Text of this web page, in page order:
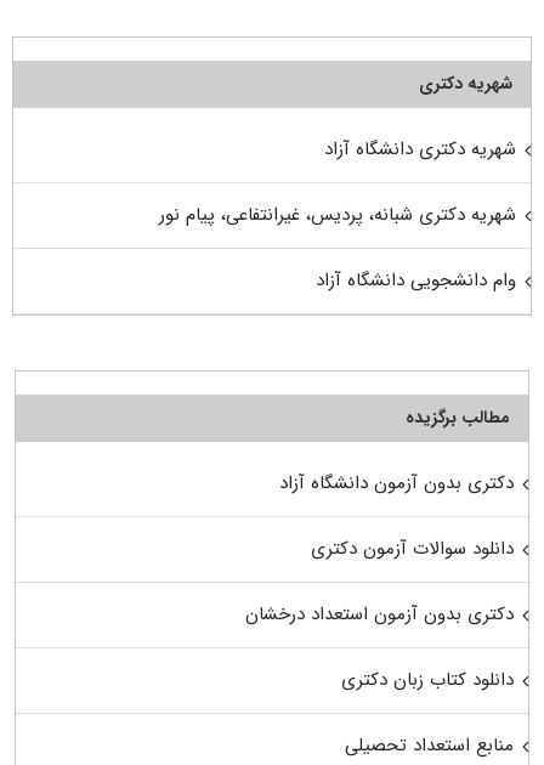
شهریه دکتری
شهریه دکتری دانشگاه آزاد
شهریه دکتری شبانه، پردیس، غیرانتفاعی، پیام نور
وام دانشجویی دانشگاه آزاد
مطالب برگزیده
دکتری بدون آزمون دانشگاه آزاد
دانلود سوالات آزمون دکتری
دکتری بدون آزمون استعداد درخشان
دانلود کتاب زبان دکتری
منابع استعداد تحصیلی